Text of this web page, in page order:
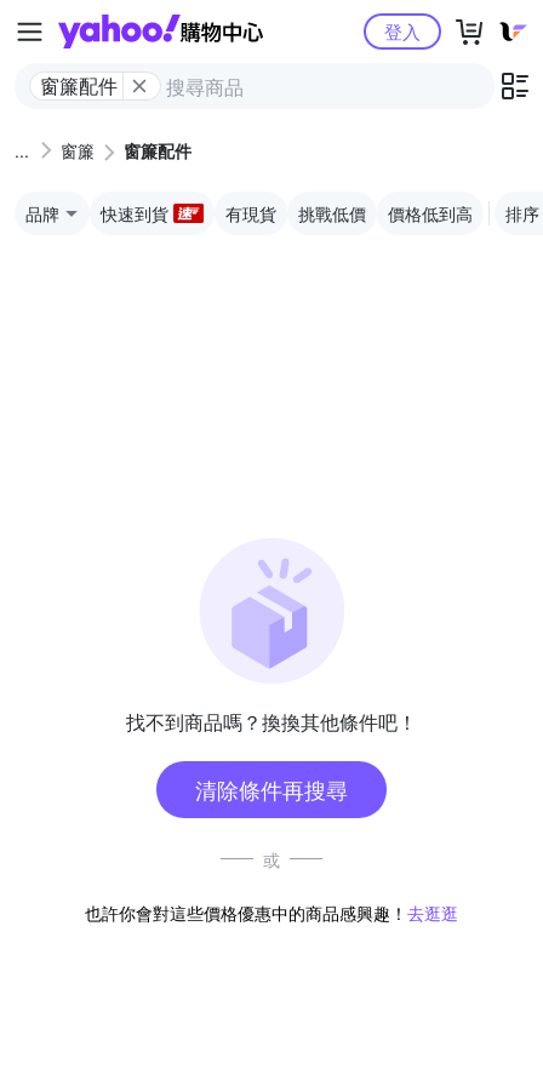
Yahoo購物中心
窗簾配件
登入
窗簾 窗簾配件
品牌 快速到貨 有現貨 挑戰低價 價格低到高 排序
找不到商品嗎？換換其他條件吧！
清除條件再搜尋
或
也許你會對這些價格優惠中的商品感興趣！ 去逛逛